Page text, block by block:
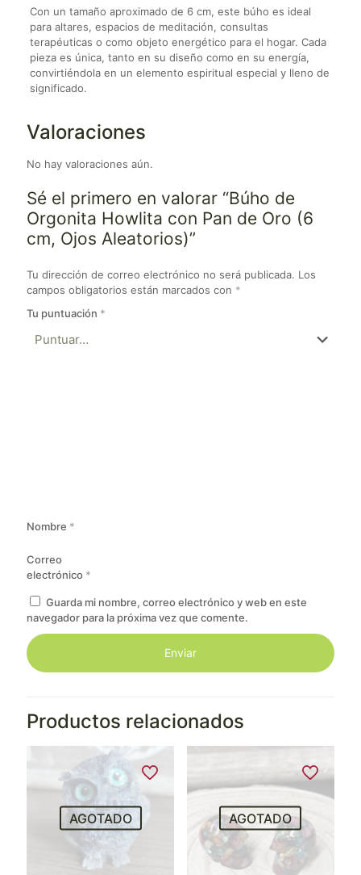
Con un tamaño aproximado de 6 cm, este búho es ideal
para altares, espacios de meditación, consultas
terapéuticas o como objeto energético para el hogar. Cada
pieza es única, tanto en su diseño como en su energía,
convirtiéndola en un elemento espiritual especial y lleno de
significado.
Valoraciones
No hay valoraciones aún.
Sé el primero en valorar “Búho de
Orgonita Howlita con Pan de Oro (6
cm, Ojos Aleatorios)”
Tu dirección de correo electrónico no será publicada. Los
campos obligatorios están marcados con *
Tu puntuación *
Nombre *
Correo
electrónico *
Guarda mi nombre, correo electrónico y web en este
navegador para la próxima vez que comente.
Productos relacionados
AGOTADO AGOTADO